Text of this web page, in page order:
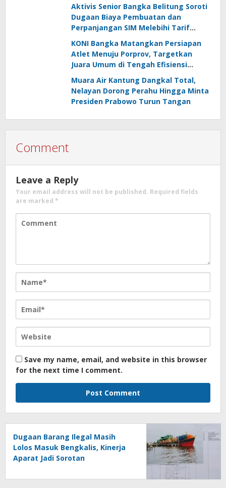
Panggilan
Aktivis Senior Bangka Belitung Soroti
Dugaan Biaya Pembuatan dan
Perpanjangan SIM Melebihi Tarif
Tanggapan
KONI Bangka Matangkan Persiapan
Atlet Menuju Porprov, Targetkan
Juara Umum di Tengah Efisiensi
Muara Air Kantung Dangkal Total,
Nelayan Dorong Perahu Hingga Minta
Presiden Prabowo Turun Tangan
Comment
Leave a Reply
Your email address will not be published. Required fields
are marked *
Save my name, email, and website in this browser
for the next time I comment.
Dugaan Barang Ilegal Masih
Lolos Masuk Bengkalis, Kinerja
Aparat Jadi Sorotan